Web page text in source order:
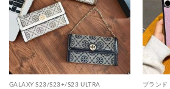
GALAXY S23/S23+/S23 ULTRA ブランド